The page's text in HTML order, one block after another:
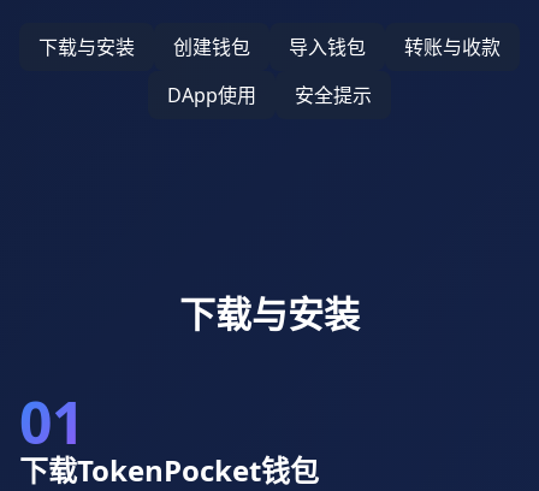
下载与安装 创建钱包 导入钱包
转账与收款
DApp使用
安全提示
下载与安装
01
下载TokenPocket钱包